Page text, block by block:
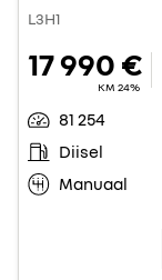
L3H1
17 990 €
KM 24%
81 254
Diisel
Manuaal